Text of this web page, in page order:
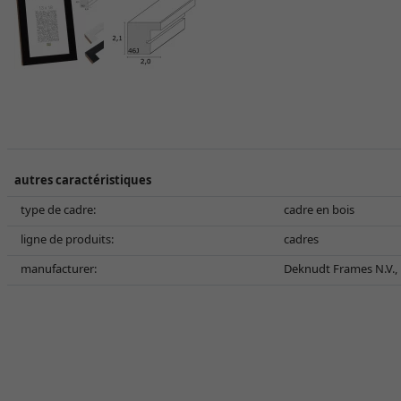
autres caractéristiques
type de cadre:
cadre en bois
ligne de produits:
cadres
manufacturer:
Deknudt Frames